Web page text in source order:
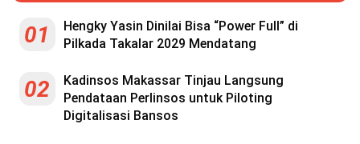
lensasulsel.com
01
Hengky Yasin Dinilai Bisa “Power Full” di
Pilkada Takalar 2029 Mendatang
02
Kadinsos Makassar Tinjau Langsung
Pendataan Perlinsos untuk Piloting
Digitalisasi Bansos